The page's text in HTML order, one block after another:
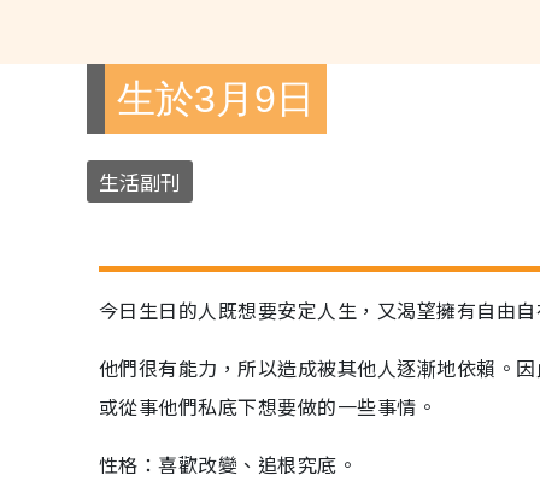
生於3月9日
生活副刊
今日生日的人既想要安定人生，又渴望擁有自由
他們很有能力，所以造成被其他人逐漸地依賴。
或從事他們私底下想要做的一些事情。
性格：喜歡改變、追根究底。